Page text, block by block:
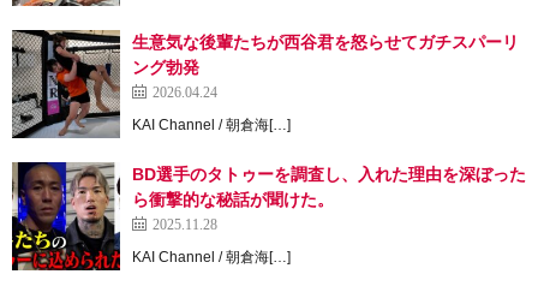
生意気な後輩たちが西谷君を怒らせてガチスパーリ
ング勃発
2026.04.24
KAI Channel / 朝倉海[…]
BD選手のタトゥーを調査し、入れた理由を深ぼった
ら衝撃的な秘話が聞けた。
2025.11.28
KAI Channel / 朝倉海[…]